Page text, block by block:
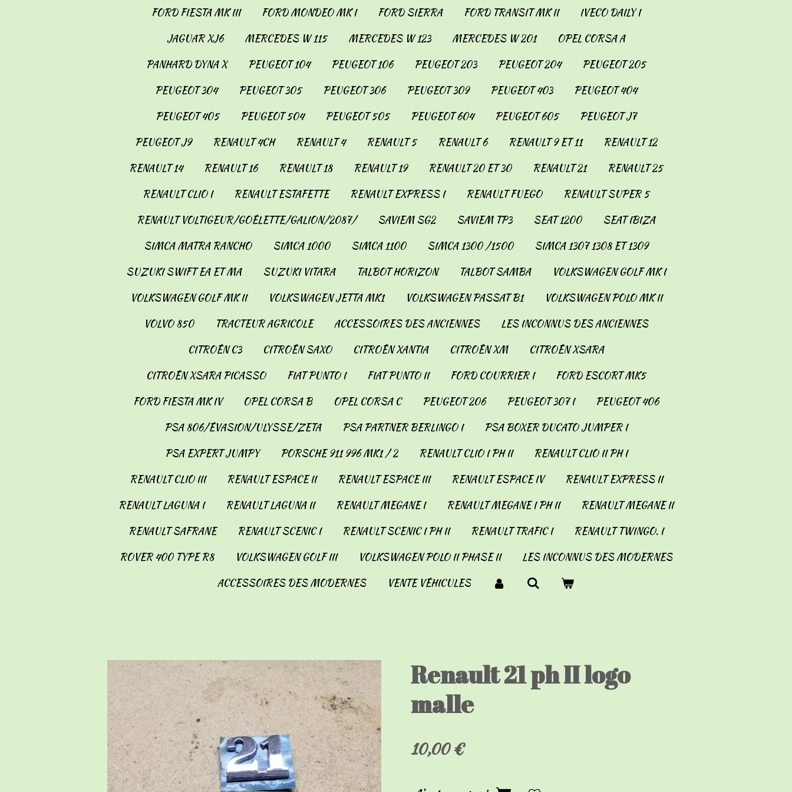
FORD FIESTA MK III
FORD MONDEO MK I FORD SIERRA FORD TRANSIT MK II
IVECO DAILY I
JAGUAR XJ6
MERCEDES W 115 MERCEDES W 123 MERCEDES W 201
OPEL CORSA A
PANHARD DYNA X
PEUGEOT 104 PEUGEOT 106 PEUGEOT 203 PEUGEOT 204
PEUGEOT 205
PEUGEOT 304
PEUGEOT 305 PEUGEOT 306 PEUGEOT 309 PEUGEOT 403
PEUGEOT 404
PEUGEOT 405
PEUGEOT 504 PEUGEOT 505 PEUGEOT 604 PEUGEOT 605
PEUGEOT J7
PEUGEOT J9
RENAULT 4CH RENAULT 4 RENAULT 5 RENAULT 6 RENAULT 9 ET 11
RENAULT 12
RENAULT 14
RENAULT 16 RENAULT 18 RENAULT 19 RENAULT 20 ET 30 RENAULT 21
RENAULT 25
RENAULT CLIO I
RENAULT ESTAFETTE RENAULT EXPRESS I RENAULT FUEGO
RENAULT SUPER 5
RENAULT VOLTIGEUR/GOÉLETTE/GALION/2087/
SAVIEM SG2 SAVIEM TP3 SEAT 1200
SEAT IBIZA
SIMCA MATRA RANCHO
SIMCA 1000 SIMCA 1100 SIMCA 1300 /1500
SIMCA 1307 1308 ET 1309
SUZUKI SWIFT EA ET MA
SUZUKI VITARA TALBOT HORIZON TALBOT SAMBA
VOLKSWAGEN GOLF MK I
VOLKSWAGEN GOLF MK II
VOLKSWAGEN JETTA MK1 VOLKSWAGEN PASSAT B1
VOLKSWAGEN POLO MK II
VOLVO 850
TRACTEUR AGRICOLE ACCESSOIRES DES ANCIENNES
LES INCONNUS DES ANCIENNES
CITROËN C3
CITROËN SAXO CITROËN XANTIA CITROËN XM
CITROËN XSARA
CITROËN XSARA PICASSO
FIAT PUNTO I FIAT PUNTO II FORD COURRIER I
FORD ESCORT MK5
FORD FIESTA MK IV
OPEL CORSA B OPEL CORSA C PEUGEOT 206 PEUGEOT 307 I
PEUGEOT 406
PSA 806/ÉVASION/ULYSSE/ZETA
PSA PARTNER BERLINGO I
PSA BOXER DUCATO JUMPER I
PSA EXPERT JUMPY
PORSCHE 911 996 MK1 / 2 RENAULT CLIO I PH II
RENAULT CLIO II PH I
RENAULT CLIO III
RENAULT ESPACE II RENAULT ESPACE III RENAULT ESPACE IV
RENAULT EXPRESS II
RENAULT LAGUNA I
RENAULT LAGUNA II RENAULT MEGANE I RENAULT MEGANE I PH II
RENAULT MEGANE II
RENAULT SAFRANE
RENAULT SCENIC I RENAULT SCENIC I PH II RENAULT TRAFIC I
RENAULT TWINGO. I
ROVER 400 TYPE R8
VOLKSWAGEN GOLF III VOLKSWAGEN POLO II PHASE II
LES INCONNUS DES MODERNES
ACCESSOIRES DES MODERNES
VENTE VÉHICULES
Renault 21 ph II logo
malle
10,00 €